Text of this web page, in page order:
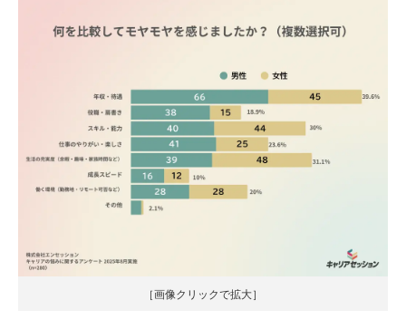
［画像クリックで拡大］